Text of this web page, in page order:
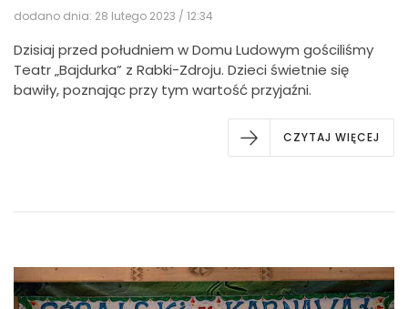
dodano dnia: 28 lutego 2023 / 12:34
Dzisiaj przed południem w Domu Ludowym gościliśmy
Teatr „Bajdurka” z Rabki-Zdroju. Dzieci świetnie się
bawiły, poznając przy tym wartość przyjaźni.
CZYTAJ WIĘCEJ